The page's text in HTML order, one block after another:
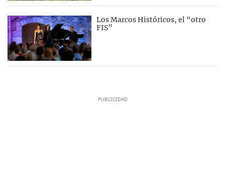
Los Marcos Históricos, el “otro
FIS”